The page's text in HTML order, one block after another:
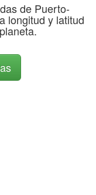
de Puerto-
longitud y latitud